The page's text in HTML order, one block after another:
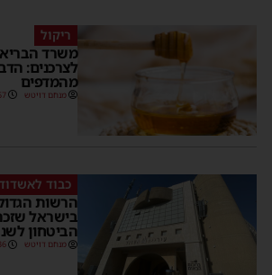
ריקול
משרד
לצרכנים:
מהמדפים
מנחם דויטש
כבוד לאשדוד
הרשות
בישראל
הביטחון לשנת
מנחם דויטש